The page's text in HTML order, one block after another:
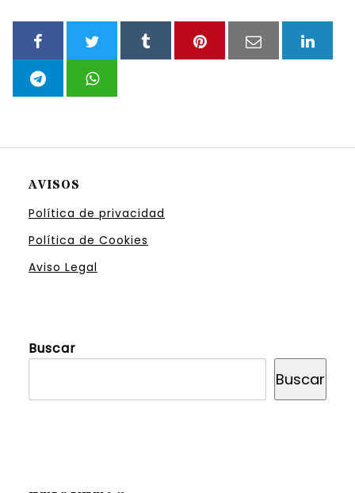
AVISOS
Política de privacidad
Política de Cookies
Aviso Legal
Buscar
Buscar